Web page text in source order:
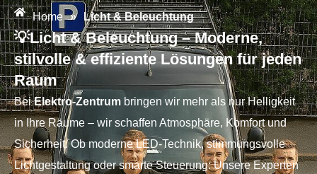
Home » Licht & Beleuchtung
💡Licht & Beleuchtung – Moderne,
stilvolle & effiziente Lösungen für jeden
Raum
BeiElektro-Zentrum bringen wir mehr als nur Helligkeit
in Ihre Räume – wir schaffen Atmosphäre, Komfort und
Sicherheit. Ob moderne LED-Technik, stimmungsvolle
Lichtgestaltung oder smarte Steuerung: Unsere Experten